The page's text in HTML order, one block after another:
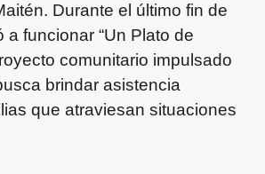
Durante el último fin de
funcionar “Un Plato de
comunitario impulsado
brindar asistencia
que atraviesan situaciones